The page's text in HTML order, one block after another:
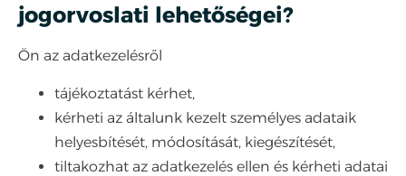
jogorvoslati lehetőségei?
Ön az adatkezelésről
tájékoztatást kérhet,
kérheti az általunk kezelt személyes adataik
helyesbítését, módosítását, kiegészítését,
tiltakozhat az adatkezelés ellen és kérheti adatai